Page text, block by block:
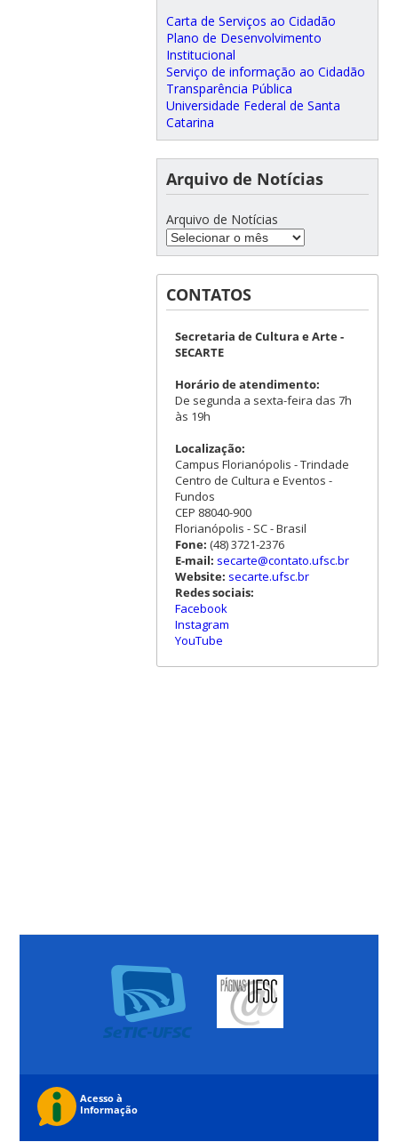
Carta de Serviços ao Cidadão
Plano de Desenvolvimento
Institucional
Serviço de informação ao Cidadão
Transparência Pública
Universidade Federal de Santa
Catarina
Arquivo de Notícias
Arquivo de Notícias
CONTATOS
Secretaria de Cultura e Arte -
SECARTE
Horário de atendimento:
De segunda a sexta-feira das 7h
às 19h
Localização:
Campus Florianópolis - Trindade
Centro de Cultura e Eventos -
Fundos
CEP 88040-900
Florianópolis - SC - Brasil
Fone: (48) 3721-2376
E-mail: secarte@contato.ufsc.br
Website: secarte.ufsc.br
Redes sociais:
Facebook
Instagram
YouTube